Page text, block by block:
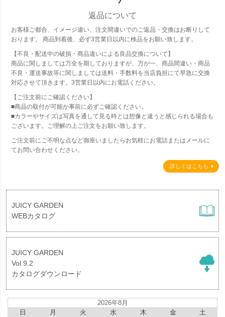
返品について
お客様ご都合、イメージ違い、注文間違いでのご返品・交換はお断りして
おります。 商品到着後、必ず3営業日以内に検品をお願い致します。
【不良・配送中の破損・商品違いによる良品交換について】
商品に関しましては万全を期しておりますが、万が一、商品間違い・商品
不良・運送事故等に関しましては送料・手数料を当店負担にて早急に交換
対応させて頂きます。3営業日以内にお電話ください。
【ご注文前にご確認ください】
■商品の取付が可能か事前に必ずご確認ください。
■カラーやサイズは写真を通して見る時とは想像と違うと感じられる場合も
ございます。ご理解の上ご注文をお願い致します。
ご注文前にご不明な点など御座いましたらお気軽にお電話またはメールに
てお問い合わせください。
詳しくはこちら
JUICY GARDEN
WEBカタログ
JUICY GARDEN
Vol.9.2
カタログダウンロード
2026年8月
日
月 火 水 木 金
土